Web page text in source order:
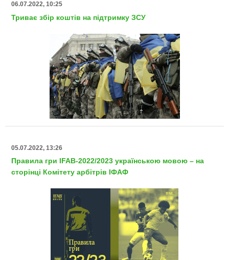
06.07.2022, 10:25
Триває збір коштів на підтримку ЗСУ
05.07.2022, 13:26
Правила гри IFAB-2022/2023 українською мовою – на
сторінці Комітету арбітрів ІФАФ